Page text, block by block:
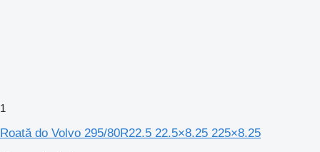
1
Roată do Volvo 295/80R22.5 22.5×8.25 225×8.25